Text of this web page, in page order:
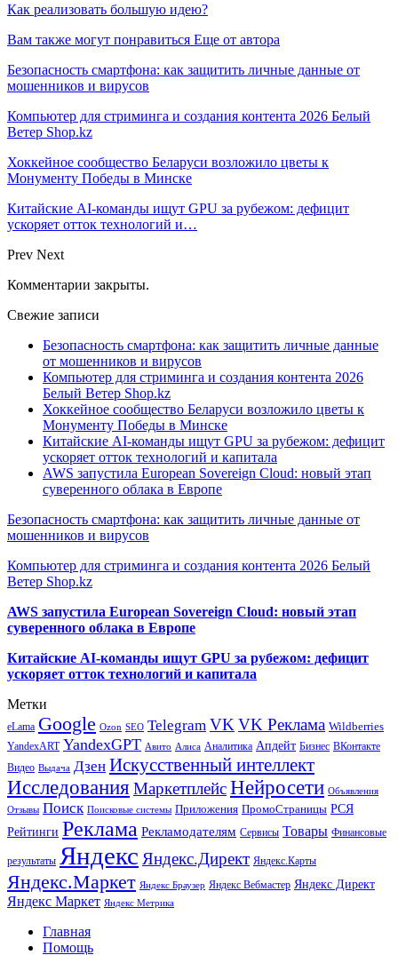
Как реализовать большую идею?
Вам также могут понравиться Еще от автора
Безопасность смартфона: как защитить личные данные от
мошенников и вирусов
Компьютер для стриминга и создания контента 2026 Белый
Ветер Shop.kz
Хоккейное сообщество Беларуси возложило цветы к
Монументу Победы в Минске
Китайские AI-команды ищут GPU за рубежом: дефицит
ускоряет отток технологий и…
Prev Next
Комментарии закрыты.
Свежие записи
Безопасность смартфона: как защитить личные данные
от мошенников и вирусов
Компьютер для стриминга и создания контента 2026
Белый Ветер Shop.kz
Хоккейное сообщество Беларуси возложило цветы к
Монументу Победы в Минске
Китайские AI-команды ищут GPU за рубежом: дефицит
ускоряет отток технологий и капитала
AWS запустила European Sovereign Cloud: новый этап
суверенного облака в Европе
Безопасность смартфона: как защитить личные данные от
мошенников и вирусов
Компьютер для стриминга и создания контента 2026 Белый
Ветер Shop.kz
AWS запустила European Sovereign Cloud: новый этап
суверенного облака в Европе
Китайские AI-команды ищут GPU за рубежом: дефицит
ускоряет отток технологий и капитала
Метки
eLama Google Ozon SEO Telegram VK VK Реклама Wildberries
YandexART YandexGPT Авито Алиса Аналитика Апдейт Бизнес ВКонтакте
Видео Выдача Дзен Искусственный интеллект
Исследования МаркетплейсНейросети Объявления
Отзывы Поиск Поисковые системы Приложения ПромоСтраницы РСЯ
Рейтинги Реклама Рекламодателям Сервисы Товары Финансовые
результаты Яндекс Яндекс.Директ Яндекс.Карты
Яндекс.Маркет Яндекс Браузер Яндекс Вебмастер Яндекс Директ
Яндекс Маркет Яндекс Метрика
Главная
Помощь